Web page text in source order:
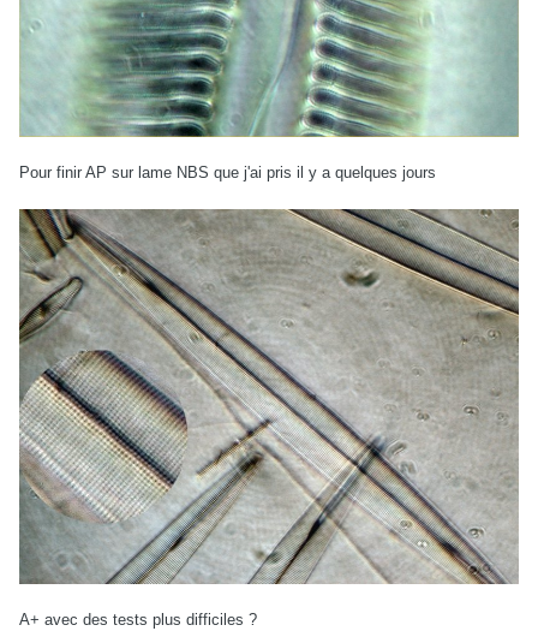
Pour finir AP sur lame NBS que j'ai pris il y a quelques jours
A+ avec des tests plus difficiles ?